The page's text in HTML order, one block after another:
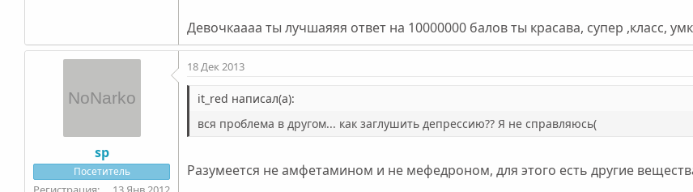
червячки зависимости иногда так глубоко сидят - сам не понимаешь, почему ты
хочешь себя понять, контролировать свои поступки - учись жить независимо
Девочкаааа ты лучшаяяя ответ на 10000000 балов ты красава, супер ,класс,
sp
Посетитель
18 Дек 2013
it_red написал(а):
вся проблема в другом... как заглушить депрессию?? Я не справляюсь(
Разумеется не амфетамином и не мефедроном, для этого есть другие